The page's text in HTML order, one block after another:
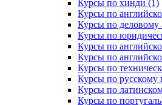
Курсы по хинди (1)
Курсы по
Курсы по деловому
Курсы по
Курсы по
Курсы по
Курсы по
Курсы по русскому
Курсы по
Курсы по